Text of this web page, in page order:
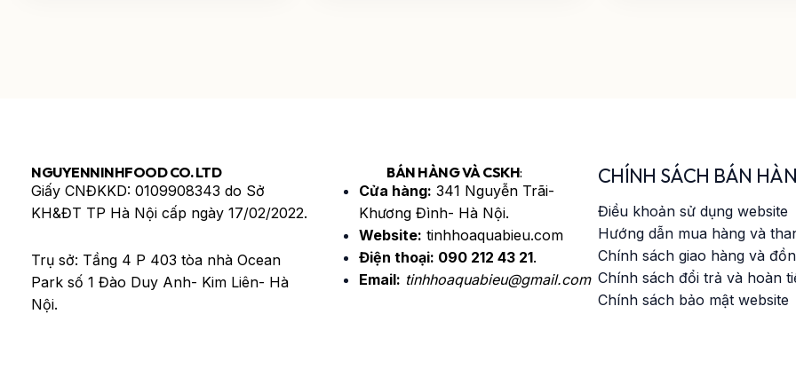
trên
trang
sản
chọn
trên
trang
sản
phẩm
NGUYENNINHFOOD CO. LTD
Giấy CNĐKKD: 0109908343 do Sở
KH&ĐT TP Hà Nội cấp ngày 17/02/2022.
Trụ sở: Tầng 4 P 403 tòa nhà Ocean
Park số 1 Đào Duy Anh- Kim Liên- Hà
Nội.
BÁN HÀNG VÀ CSKH:
Cửa hàng: 341 Nguyễn Trãi-
Khương Đình- Hà Nội.
Website: tinhhoaquabieu.com
Điện thoại: 090 212 43 21.
Email: tinhhoaquabieu@gmail.com
CHÍNH SÁCH BÁN
Điều khoản sử dụng website
Hướng dẫn mua hàng và
Chính sách giao hàng và
Chính sách đổi trả và hoàn
Chính sách bảo mật website